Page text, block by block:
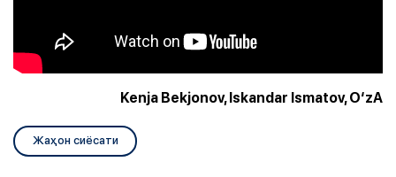
Kenja Bekjonov, Iskandar Ismatov, O‘zA
Жаҳон сиёсати